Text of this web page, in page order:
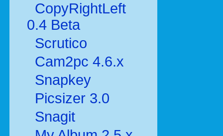
CopyRightLeft
0.4 Beta
Scrutico
Cam2pc 4.6.x
Snapkey
Picsizer 3.0
Snagit